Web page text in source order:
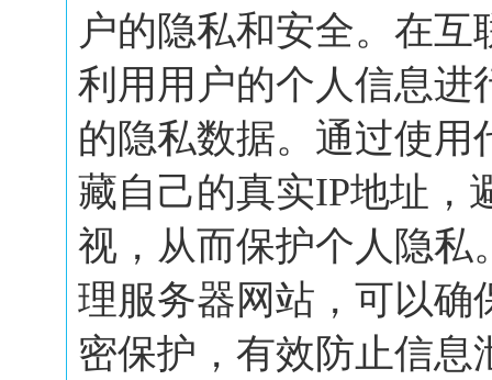
户的隐私和安全。在
利用用户的个人信息进
的隐私数据。通过使
藏自己的真实IP地址，
视，从而保护个人隐私
理服务器网站，可以确
密保护，有效防止信